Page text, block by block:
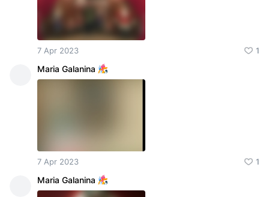
7 Apr 2023 1
Maria Galanina
7 Apr 2023 1
Maria Galanina